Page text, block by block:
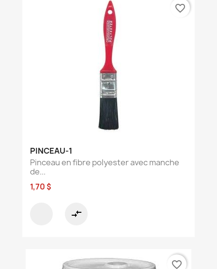
PINCEAU-1
Pinceau en fibre polyester avec manche
de...
1,70 $
compare_arrows
favorite_border
favorite_border